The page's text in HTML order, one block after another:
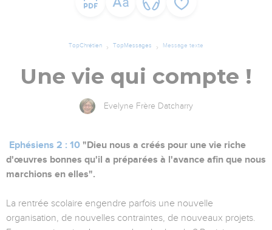
TopChrétien TopMessages Message texte
Une vie qui compte !
Evelyne Frère Datcharry
Ephésiens 2 : 10 "Dieu nous a créés pour une vie riche
d'œuvres bonnes qu'il a préparées à l'avance afin que nous
marchions en elles".
La rentrée scolaire engendre parfois une nouvelle
organisation, de nouvelles contraintes, de nouveaux projets.